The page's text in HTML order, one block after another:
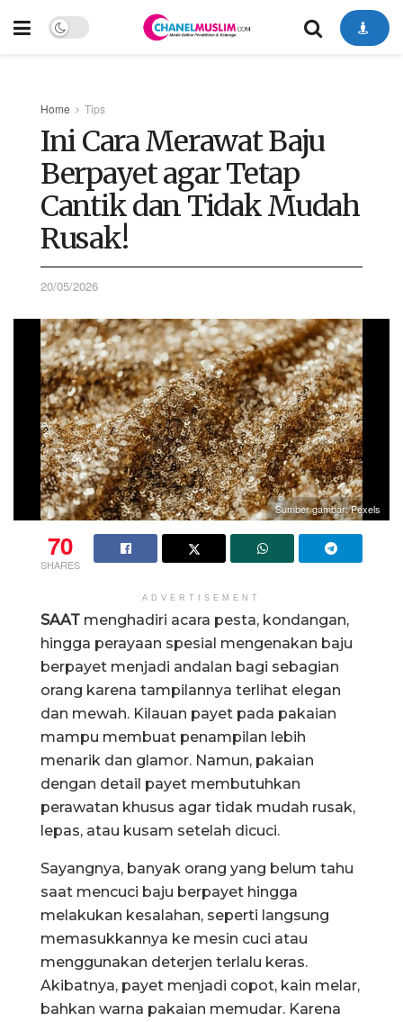
Home Tips
Ini Cara Merawat Baju
Berpayet agar Tetap
Cantik dan Tidak Mudah
Rusak!
20/05/2026
Sumber gambar: Pexels
70
SHARES
ADVERTISEMENT
SAAT menghadiri acara pesta, kondangan,
hingga perayaan spesial mengenakan baju
berpayet menjadi andalan bagi sebagian
orang karena tampilannya terlihat elegan
dan mewah. Kilauan payet pada pakaian
mampu membuat penampilan lebih
menarik dan glamor. Namun, pakaian
dengan detail payet membutuhkan
perawatan khusus agar tidak mudah rusak,
lepas, atau kusam setelah dicuci.
Sayangnya, banyak orang yang belum tahu
saat mencuci baju berpayet hingga
melakukan kesalahan, seperti langsung
memasukkannya ke mesin cuci atau
menggunakan deterjen terlalu keras.
Akibatnya, payet menjadi copot, kain melar,
bahkan warna pakaian memudar. Karena